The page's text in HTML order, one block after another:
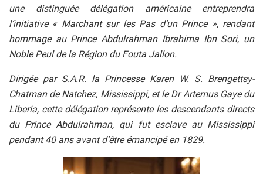
une distinguée délégation américaine entreprendra
l’initiative « Marchant sur les Pas d’un Prince », rendant
hommage au Prince Abdulrahman Ibrahima Ibn Sori, un
Noble Peul de la Région du Fouta Jallon.
Dirigée par S.A.R. la Princesse Karen W. S. Brengettsy-
Chatman de Natchez, Mississippi, et le Dr Artemus Gaye du
Liberia, cette délégation représente les descendants directs
du Prince Abdulrahman, qui fut esclave au Mississippi
pendant 40 ans avant d’être émancipé en 1829.